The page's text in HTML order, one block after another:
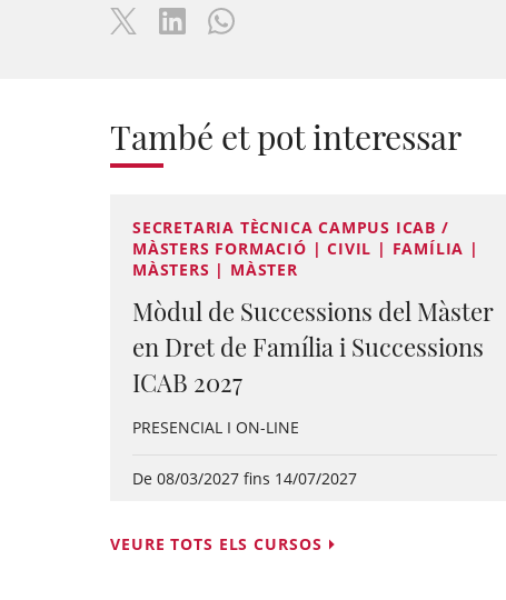
També et pot interessar
SECRETARIA TÈCNICA CAMPUS ICAB /
MÀSTERS FORMACIÓ | CIVIL | FAMÍLIA |
MÀSTERS | MÀSTER
Mòdul de Successions del Màster
en Dret de Família i Successions
ICAB 2027
PRESENCIAL I ON-LINE
De 08/03/2027 fins 14/07/2027
VEURE TOTS ELS CURSOS